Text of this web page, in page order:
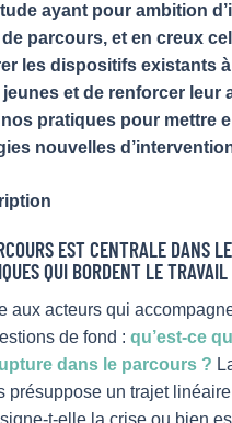
ayant pour ambition
parcours, et en creux
les dispositifs existants à
et de renforcer leur
pratiques pour mettre
nouvelles
EST CENTRALE DANS
QUI BORDENT LE
aux acteurs qui
de fond : qu’est-ce
dans le parcours ?
présuppose un trajet
t-elle la crise ou bien